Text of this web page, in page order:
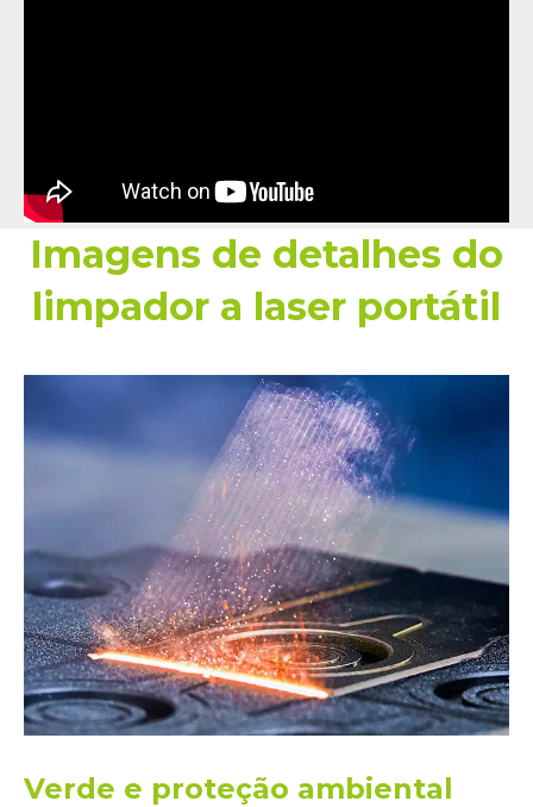
Imagens de detalhes do
limpador a laser portátil
Verde e proteção ambiental